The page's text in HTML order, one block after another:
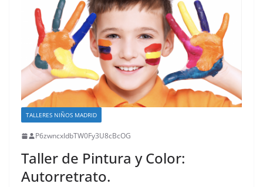
TALLERES NIÑOS MADRID
P6zwncxIdbTW0Fy3U8cBcOG
Taller de Pintura y Color:
Autorretrato.